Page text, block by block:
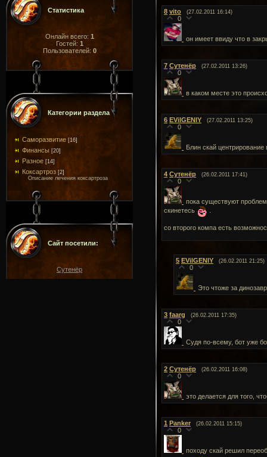
Статистика
Онлайн всего: 1
Гостей: 1
Пользователей: 0
Категории раздела
Саморазвитие [16]
Финансы [20]
Разное [14]
Коксартроз [2]
Описание лечения коксартроза
Сайт посетили:
Сутенёр
8 vito (27.02.2011 16:14)
0
он имеет ввиду что в
7 Сутенёр (27.02.2011 13:26)
0
в каком месте это
6 EVilGENIY (27.02.2011 13:25)
0
Блин скай
4 Сутенёр (26.02.2011 17:41)
0
пока существуют
скинетесь
со второго компа есть
5 EVilGENIY (26.02.2011 21:25)
0
Это чтоже за
3 faarg (26.02.2011 17:35)
0
Судя по-всему, бот уже
2 Сутенёр (26.02.2011 16:08)
0
это делается для того,
1 Panker (26.02.2011 15:15)
0
походу скай решил